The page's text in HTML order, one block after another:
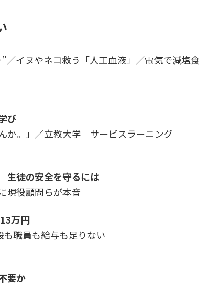
／イヌやネコ救う「人工血液」／電気で減塩
び
か。」／立教大学 サービスラーニング
徒の安全を守るには
現役顧問らが本音
万円
職員も給与も足りない
要か